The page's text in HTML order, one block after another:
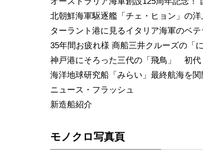
北朝鮮海軍駆逐艦「チェ・ヒョン」の
ターラント港に見るイタリア海軍のベ
35年間お疲れ様 商船三井クルーズの「
神戸港にそろった三代の「飛鳥」 初
海洋地球研究船「みらい」最終航海を
ニュース・フラッシュ
新造船紹介
モノクロ写真頁